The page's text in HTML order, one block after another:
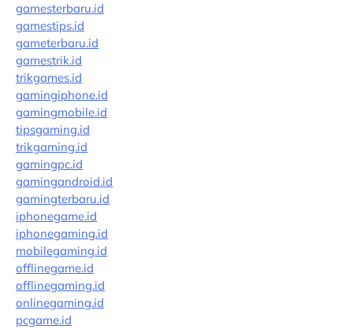
gamesterbaru.id
gamestips.id
gameterbaru.id
gamestrik.id
trikgames.id
gamingiphone.id
gamingmobile.id
tipsgaming.id
trikgaming.id
gamingpc.id
gamingandroid.id
gamingterbaru.id
iphonegame.id
iphonegaming.id
mobilegaming.id
offlinegame.id
offlinegaming.id
onlinegaming.id
pcgame.id